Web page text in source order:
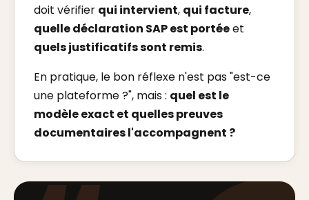
doit vérifier qui intervient, qui facture,
quelle déclaration SAP est portéeet
quels justificatifs sont remis.
En pratique, le bon réflexe n'est pas "est-ce
une plateforme ?", mais : quel est le
modèle exact et quelles preuves
documentaires l'accompagnent ?